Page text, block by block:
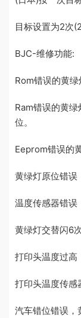
目标设置为2次
BJC-维修功能:
Rom错误的黄
Ram错误的黄
位。
Eeprom错误的
黄绿灯原位错误
温度传感器错误
黄绿灯交替闪6
打印头温度过高
打印头温度传感
汽车错位错误，